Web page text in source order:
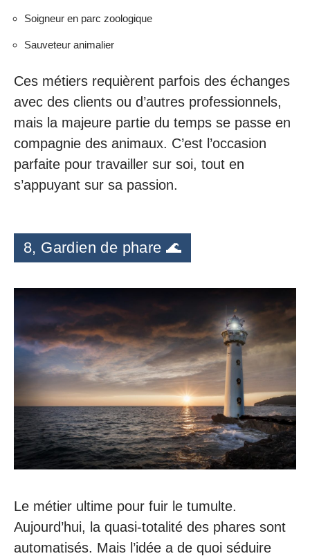
Soigneur en parc zoologique
Sauveteur animalier
Ces métiers requièrent parfois des échanges
avec des clients ou d’autres professionnels,
mais la majeure partie du temps se passe en
compagnie des animaux. C’est l’occasion
parfaite pour travailler sur soi, tout en
s’appuyant sur sa passion.
8, Gardien de phare 🌊
Le métier ultime pour fuir le tumulte.
Aujourd’hui, la quasi-totalité des phares sont
automatisés. Mais l’idée a de quoi séduire